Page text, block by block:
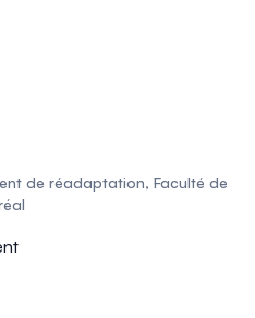
de réadaptation, Faculté de